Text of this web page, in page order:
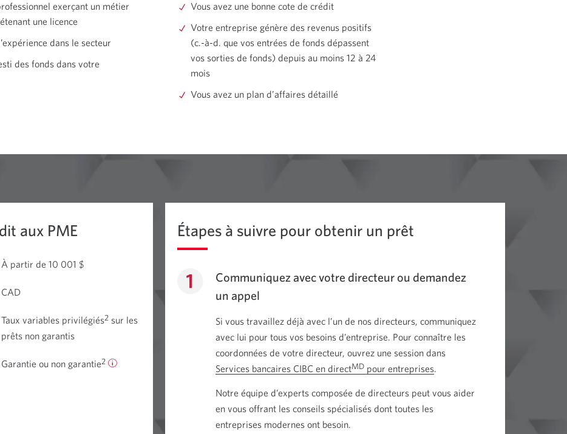
exerçant un métier
une licence
dans le secteur
des fonds dans votre
Vous avez une bonne cote de crédit
Votre entreprise génère des revenus positifs
(c.-à-d. que vos entrées de fonds dépassent
vos sorties de fonds) depuis au moins 12 à 24
mois
Vous avez un plan d’affaires détaillé
aux PME
À partir de 10 001 $
CAD
Taux variables privilégiés2 sur les
prêts non garantis
Garantie ou non garantie2
Étapes à suivre pour obtenir un prêt
Communiquez avec votre directeur ou demandez
un appel
Si vous travaillez déjà avec l’un de nos directeurs, communiquez
avec lui pour tous vos besoins d’entreprise. Pour connaître les
coordonnées de votre directeur, ouvrez une session dans
Services bancaires CIBC en directMD pour entreprises.
Notre équipe d’experts composée de directeurs peut vous aider
en vous offrant les conseils spécialisés dont toutes les
entreprises modernes ont besoin.